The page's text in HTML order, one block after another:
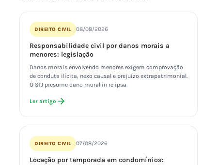
DIREITO CIVIL 08/08/2026
Responsabilidade civil por danos morais a
menores: legislação
Danos morais envolvendo menores exigem comprovação
de conduta ilícita, nexo causal e prejuízo extrapatrimonial.
O STJ presume dano moral in re ipsa
Ler artigo
DIREITO CIVIL 07/08/2026
Locação por temporada em condomínios: